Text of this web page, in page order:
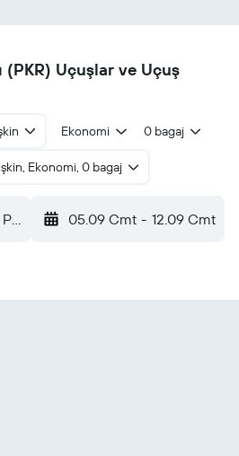
(PKR) Uçuşlar ve Uçuş
Ekonomi 0 bagaj
Ekonomi, 0 bagaj
Pokhara (PKR) 05.09 Cmt - 12.09 Cmt